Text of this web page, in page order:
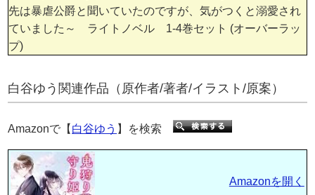
先は暴虐公爵と聞いていたのですが、気がつくと溺愛され
ていました～ ライトノベル 1-4巻セット (オーバーラッ
プ)
白谷ゆう関連作品（原作者/著者/イラスト/原案）
Amazonで【 白谷ゆう 】を検索
Amazonを開く